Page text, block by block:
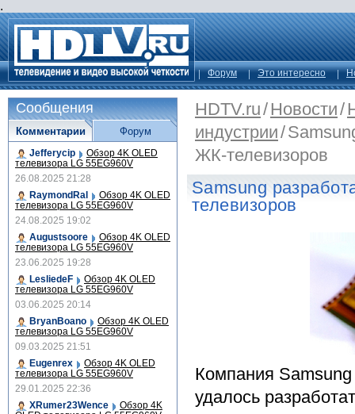
.
Форум Это интересно
HDTV.ru/Новости/
индустрии/
ЖК-телевизоров
Samsung
телевизоров
Компания
удалось
Сообщения
Комментарии
Jefferycip Обзор 4K OLED
телевизора LG 55EG960V
26.08.2025 21:28
RaymondRal
Обзор 4K OLED
телевизора LG 55EG960V
24.08.2025 19:02
Augustsoore
Обзор 4K OLED
телевизора LG 55EG960V
23.06.2025 19:28
LesliedeF
Обзор 4K OLED
телевизора LG 55EG960V
03.06.2025 20:14
BryanBoano
Обзор 4K OLED
телевизора LG 55EG960V
09.03.2025 21:51
Eugenrex
Обзор 4K OLED
телевизора LG 55EG960V
29.01.2025 22:36
XRumer23Wence
Обзор 4K
Форум